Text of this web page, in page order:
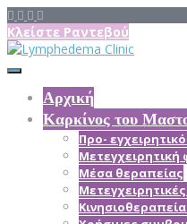
Κλείστε Ραντεβού
Αρχική
Καρκίνος του
Προ-
Μέσα θεραπείας